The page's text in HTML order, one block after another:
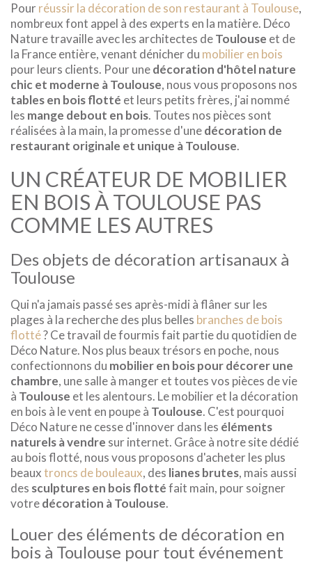
Pourréussir la décoration de son restaurant à Toulouse,
nombreux font appel à des experts en la matière. Déco
Nature travaille avec les architectes deToulouse et de
la France entière, venant dénicher du mobilier en bois
pour leurs clients. Pour unedécoration d'hôtel nature
chic et moderne àToulouse, nous vous proposons nos
tables en bois flotté et leurs petits frères, j'ai nommé
les mange debout en bois. Toutes nos pièces sont
réalisées à la main, la promesse d'unedécoration de
restaurant originale et unique à Toulouse.
UN CRÉATEUR DE MOBILIER
EN BOIS À TOULOUSE PAS
COMME LES AUTRES
Des objets de décoration artisanaux à
Toulouse
Qui n'a jamais passé ses après-midi à flâner sur les
plages à la recherche des plus belles branches de bois
flotté? Ce travail de fourmis fait partie du quotidien de
Déco Nature. Nos plus beaux trésors en poche, nous
confectionnons du mobilier en boispour décorer une
chambre, une salle à manger et toutes vos pièces de vie
à Toulouse et les alentours. Le mobilier et la décoration
en bois à le vent en poupe à Toulouse. C'est pourquoi
Déco Nature ne cesse d'innover dans les éléments
naturelsà vendre sur internet. Grâce à notre site dédié
au bois flotté, nous vous proposons d'acheter les plus
beauxtroncs de bouleaux, des lianes brutes, mais aussi
des sculptures en bois flottéfait main, pour soigner
votredécoration à Toulouse.
Louer des éléments de décoration en
bois à Toulouse pour tout événement